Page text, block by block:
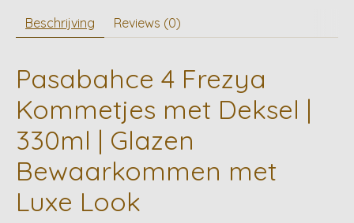
Beschrijving Reviews (0)
Pasabahce 4 Frezya
Kommetjes met Deksel |
330ml | Glazen
Bewaarkommen met
Luxe Look